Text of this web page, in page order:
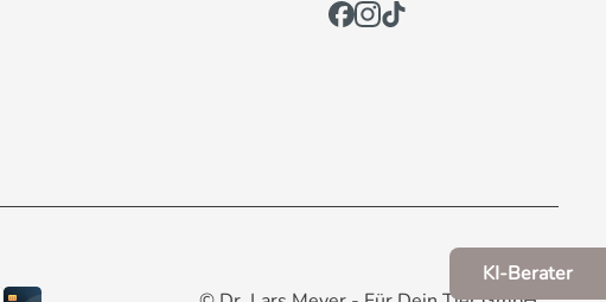
KI-Berater